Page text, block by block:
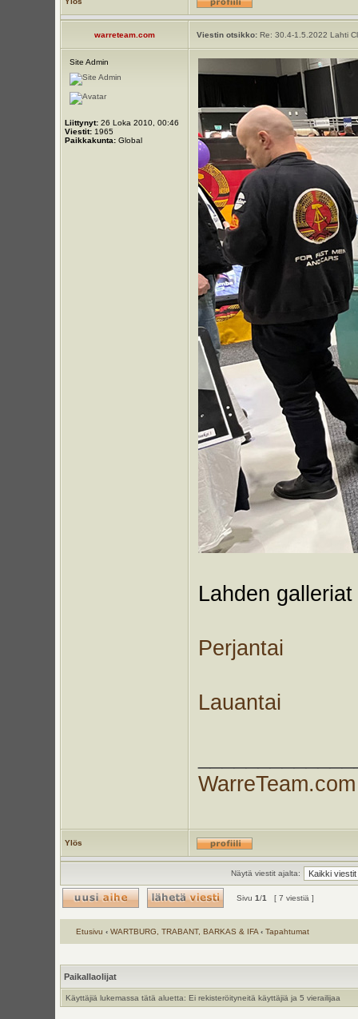
warreteam.com Viestin otsikko:Re: 30.4-1.5.2022 Lahti
Site Admin
Liittynyt:26 Loka 2010, 00:46
Viestit:1965
Paikkakunta:Global
Lahden
Perjantai
Lauantai
WarreTeam.com
Ylös
Näytä viestit ajalta:
Sivu 1/1 [ 7 viestiä ]
Etusivu ‹ WARTBURG, TRABANT, BARKAS & IFA ‹ Tapahtumat
Paikallaolijat
Käyttäjiä lukemassa tätä aluetta: Ei rekisteröityneitä käyttäjiä ja 5 vierailijaa